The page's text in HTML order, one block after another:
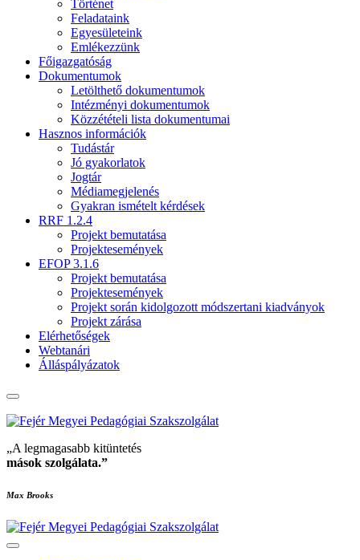
Történet
Feladataink
Egyesületeink
Emlékezzünk
Főigazgatóság
Dokumentumok
Letölthető dokumentumok
Intézményi dokumentumok
Közzétételi lista dokumentumai
Hasznos információk
Tudástár
Jó gyakorlatok
Jogtár
Médiamegjelenés
Gyakran ismételt kérdések
RRF 1.2.4
Projekt bemutatása
Projektesemények
EFOP 3.1.6
Projekt bemutatása
Projektesemények
Projekt során kidolgozott módszertani kiadványok
Projekt zárása
Elérhetőségek
Webtanári
Álláspályázatok
„A legmagasabb kitüntetés
mások szolgálata.”
Max Brooks